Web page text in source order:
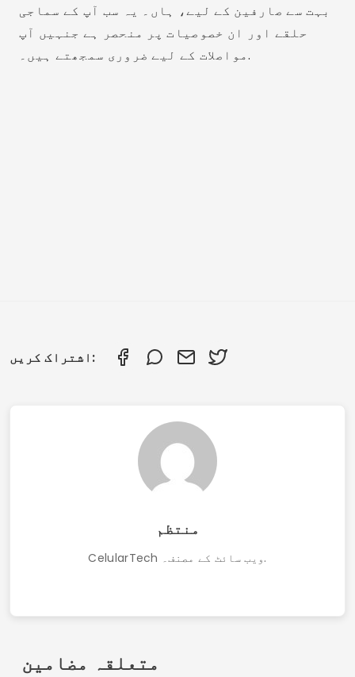
بہت سے صارفین کے لیے، ہاں۔ یہ سب آپ کے سماجی
حلقے اور ان خصوصیات پر منحصر ہے جنہیں آپ
مواصلات کے لیے ضروری سمجھتے ہیں۔.
اشتراک کریں:
منتظم
CelularTech ویب سائٹ کے مصنف۔.
متعلقہ مضامین